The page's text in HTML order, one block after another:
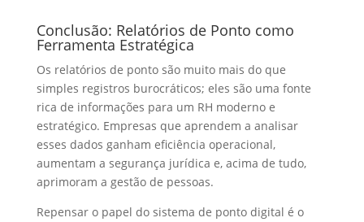
Conclusão: Relatórios de Ponto como
Ferramenta Estratégica
Os relatórios de ponto são muito mais do que
simples registros burocráticos; eles são uma fonte
rica de informações para um RH moderno e
estratégico. Empresas que aprendem a analisar
esses dados ganham eficiência operacional,
aumentam a segurança jurídica e, acima de tudo,
aprimoram a gestão de pessoas.
Repensar o papel do sistema de ponto digital é o